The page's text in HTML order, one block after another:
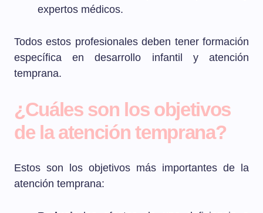
expertos médicos.
Todos estos profesionales deben tener formación
específica en desarrollo infantil y atención
temprana.
¿Cuáles son los objetivos
de la atención temprana?
Estos son los objetivos más importantes de la
atención temprana: